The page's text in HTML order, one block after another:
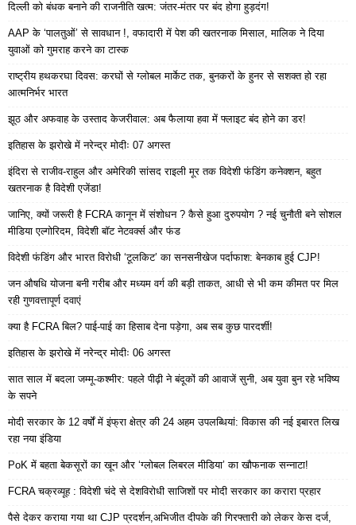
दिल्ली को बंधक बनाने की राजनीति खत्म: जंतर-मंतर पर बंद होगा हुड़दंग!
AAP के ‘पालतुओं’ से सावधान !, वफादारी में पेश की खतरनाक मिसाल, मालिक ने दिया
युवाओं को गुमराह करने का टास्क
राष्ट्रीय हथकरघा दिवस: करघों से ग्लोबल मार्केट तक, बुनकरों के हुनर से सशक्त हो रहा
आत्मनिर्भर भारत
झूठ और अफवाह के उस्ताद केजरीवाल: अब फैलाया हवा में फ्लाइट बंद होने का डर!
इतिहास के झरोखे में नरेन्द्र मोदीः 07 अगस्त
इंदिरा से राजीव-राहुल और अमेरिकी सांसद राइली मूर तक विदेशी फंडिंग कनेक्शन, बहुत
खतरनाक है विदेशी एजेंडा!
जानिए, क्यों जरूरी है FCRA कानून में संशोधन ? कैसे हुआ दुरुपयोग ? नई चुनौती बने सोशल
मीडिया एल्गोरिदम, विदेशी बॉट नेटवर्क्स और फंड
विदेशी फंडिंग और भारत विरोधी ‘टूलकिट’ का सनसनीखेज पर्दाफाश: बेनकाब हुई CJP!
जन औषधि योजना बनी गरीब और मध्यम वर्ग की बड़ी ताकत, आधी से भी कम कीमत पर मिल
रही गुणवत्तापूर्ण दवाएं
क्या है FCRA बिल? पाई-पाई का हिसाब देना पड़ेगा, अब सब कुछ पारदर्शी!
इतिहास के झरोखे में नरेन्द्र मोदीः 06 अगस्त
सात साल में बदला जम्मू-कश्मीर: पहले पीढ़ी ने बंदूकों की आवाजें सुनी, अब युवा बुन रहे भविष्य
के सपने
मोदी सरकार के 12 वर्षों में इंफ्रा क्षेत्र की 24 अहम उपलब्धियां: विकास की नई इबारत लिख
रहा नया इंडिया
PoK में बहता बेकसूरों का खून और ‘ग्लोबल लिबरल मीडिया’ का खौफनाक सन्नाटा!
FCRA चक्रव्यूह : विदेशी चंदे से देशविरोधी साजिशों पर मोदी सरकार का करारा प्रहार
पैसे देकर कराया गया था CJP प्रदर्शन,अभिजीत दीपके की गिरफ्तारी को लेकर केस दर्ज,